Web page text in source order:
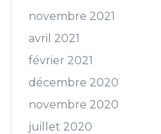
novembre 2021
avril 2021
février 2021
décembre 2020
novembre 2020
juillet 2020